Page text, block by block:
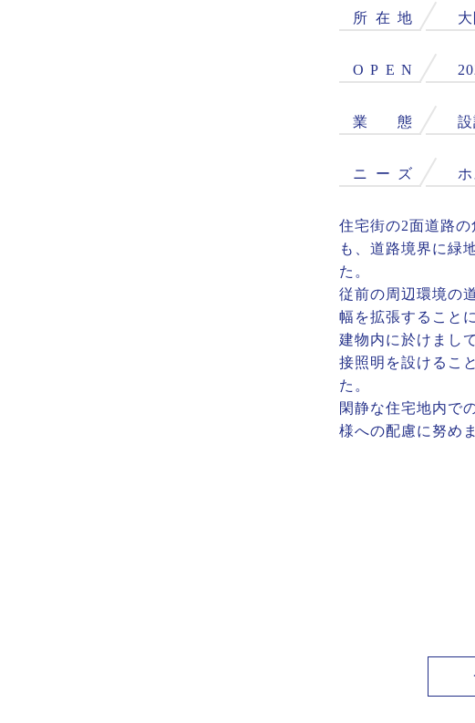
所 在 地
O P E N
業 態
ニ ー ズ
住宅街の2面道路
も、道路境界に緑
た。
従前の周辺環境の
幅を拡張すること
建物内に於けまし
接照明を設けるこ
た。
閑静な住宅地内で
様への配慮に努め